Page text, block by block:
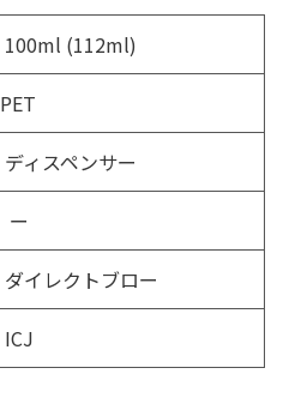
100ml (112ml)
PET
ディスペンサー
ー
ダイレクトブロー
ICJ